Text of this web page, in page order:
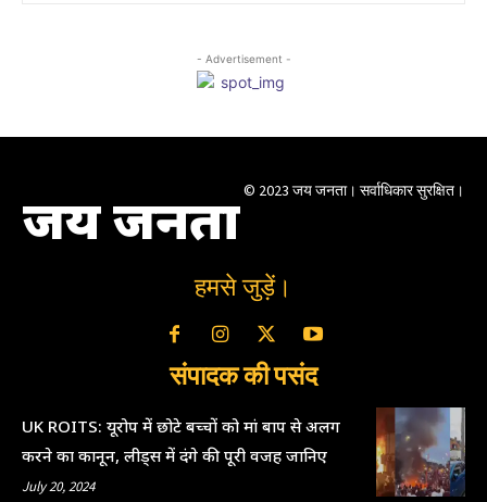
- Advertisement -
जय जनता © 2023 जय जनता। सर्वाधिकार सुरक्षित।
हमसे जुड़ें।
संपादक की पसंद
UK ROITS: यूरोप में छोटे बच्चों को मां बाप से अलग
करने का कानून, लीड्स में दंगे की पूरी वजह जानिए
July 20, 2024